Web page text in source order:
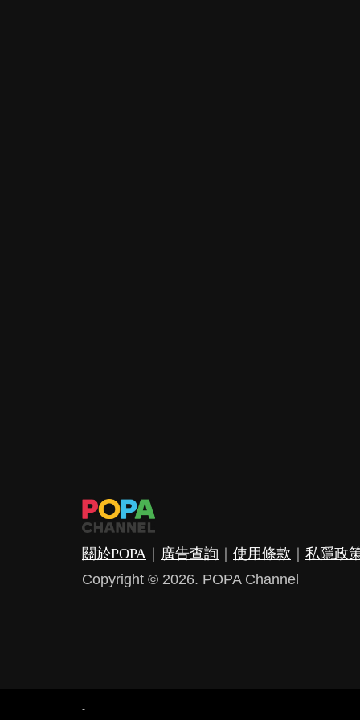
關於POPA ｜ 廣告查詢 ｜ 使用條款 ｜ 私隱政
Copyright © 2026. POPA Channel
-